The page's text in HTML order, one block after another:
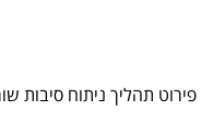
פירוט תהליך ניתוח סיבות